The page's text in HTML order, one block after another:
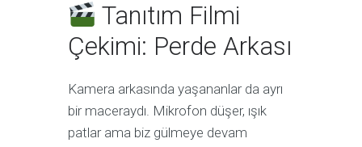
Tanıtım Filmi
Çekimi: Perde Arkası
Kamera arkasında yaşananlar da ayrı
bir maceraydı. Mikrofon düşer, ışık
patlar ama biz gülmeye devam